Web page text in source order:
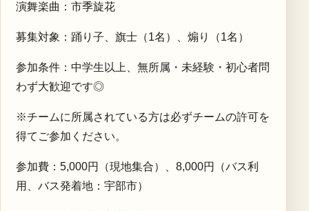
演舞楽曲：市季旋花
募集対象：踊り子、旗士（1名）、煽り（1名）
参加条件：中学生以上、無所属・未経験・初心者問
わず大歓迎です◎
※チームに所属されている方は必ずチームの許可を
得てご参加ください。
参加費：5,000円（現地集合）、8,000円（バス利
用、バス発着地：宇部市）